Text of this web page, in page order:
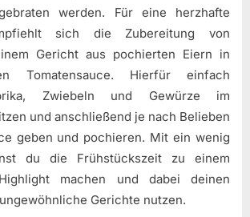
werden. Für eine herzhafte
sich die Zubereitung von
Gericht aus pochierten Eiern in
Tomatensauce. Hierfür einfach
Zwiebeln und Gewürze im
und anschließend je nach Belieben
geben und pochieren. Mit ein wenig
du die Frühstückszeit zu einem
machen und dabei deinen
Gerichte nutzen.